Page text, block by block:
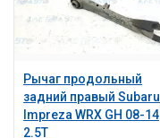
Рычаг продольный
задний правый Subaru
Impreza WRX GH 08-14
2.5T